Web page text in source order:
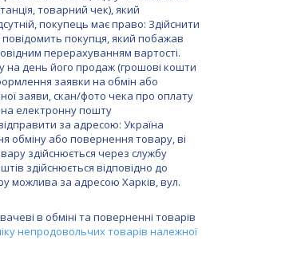
товарний чек), який
покупець має право: Здійснити
покупця, який побажав
перерахуванням вартості.
на день його продаж (грошові кошти
заявки на обмін або
заяви, скан/фото чека про оплату
на електронну пошту
за адресою: Україна
обміну або повернення товару, ві
здійснюється через службу
здійснюється відповідно до
можлива за адресою Харків, вул.
в обміні та поверненні товарів
непродовольчих товарів належної